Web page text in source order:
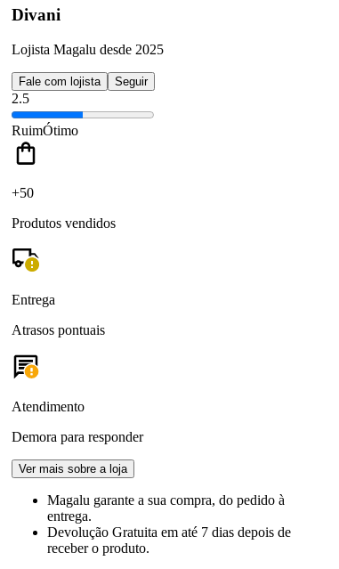
Divani
Lojista Magalu desde 2025
Fale com lojista Seguir
2.5
RuimÓtimo
+50
Produtos vendidos
Entrega
Atrasos pontuais
Atendimento
Demora para responder
Ver mais sobre a loja
Magalu garante a sua compra, do pedido à
entrega.
Devolução Gratuita em até 7 dias depois de
receber o produto.